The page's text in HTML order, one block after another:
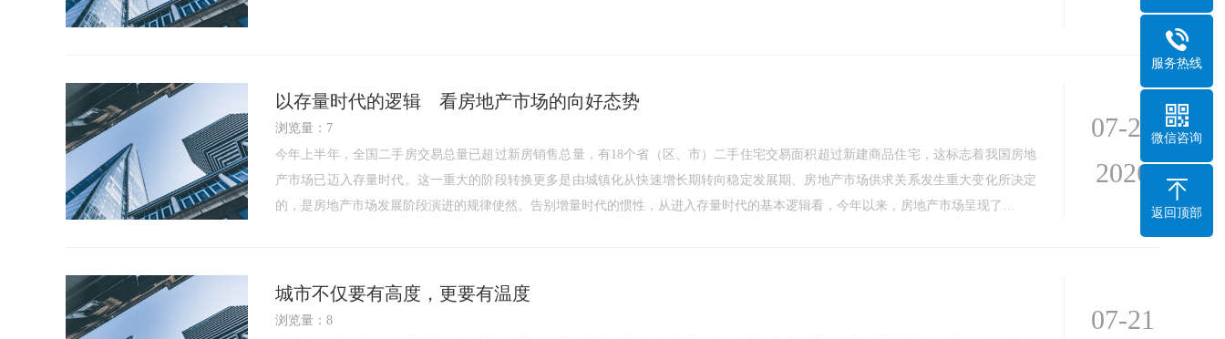
以存量时代的逻辑 看房地产市场的向好态势
浏览量：7
今年上半年，全国二手房交易总量已超过新房销售总量，有18个省（区、市）二手住宅交易面积超过新建商品住宅，这标志着我国房地
产市场已迈入存量时代。这一重大的阶段转换更多是由城镇化从快速增长期转向稳定发展期、房地产市场供求关系发生重大变化所决定
的，是房地产市场发展阶段演进的规律使然。告别增量时代的惯性，从进入存量时代的基本逻辑看，今年以来，房地产市场呈现了…
07-28
2026
城市不仅要有高度，更要有温度
浏览量：8
07-21
服务热线
微信咨询
返回顶部